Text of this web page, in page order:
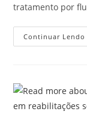
tratamento por
Continuar Lendo